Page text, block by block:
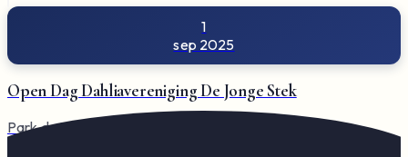
1
sep 2025
Open Dag Dahliavereniging De Jonge Stek
Park de Vogelzang, De Sitterlaan, Veldhoven